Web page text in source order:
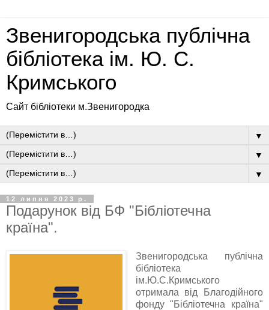
Звенигородська публічна
бібліотека ім. Ю. С.
Кримського
Сайт бібліотеки м.Звенигородка
▼
▼
▼
12 липня 2023 р.
Подарунок від БФ "Бібліотечна
країна".
Звенигородська публічна
бібліотека
ім.Ю.С.Кримського
отримала від Благодійного
фонду "Бібліотечна країна"